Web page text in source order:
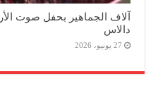
آلاف الجماهير بحفل صوت
دالاس
27 يونيو، 2026